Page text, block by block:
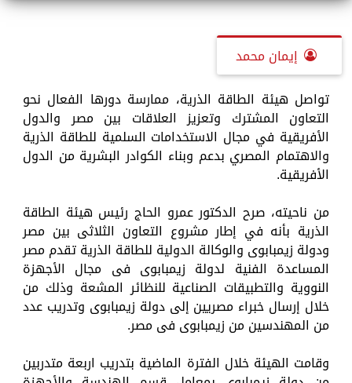
إيمان محمد
تواصل هيئة الطاقة الذرية، ممارسة دورها الفعال نحو
التعاون المشترك وتعزيز العلاقات بين مصر والدول
الأفريقية في مجال الاستخدامات السلمية للطاقة الذرية
والاهتمام المصري بدعم وبناء الكوادر البشرية من الدول
الأفريقية.
من ناحيته، صرح الدكتور عمرو الحاج رئيس هيئة الطاقة
الذرية بأنه في إطار مشروع التعاون الثلاثى بين مصر
ودولة زيمبابوى والوكالة الدولية للطاقة الذرية تقدم مصر
المساعدة الفنية لدولة زيمبابوى فى مجال الأجهزة
النووية والتطبيقات الصناعية للنظائر المشعة وذلك من
خلال إرسال خبراء مصريين إلى دولة زيمبابوى وتدريب عدد
من المهندسين من زيمبابوى فى مصر.
وقامت الهيئة خلال الفترة الماضية بتدريب اربعة متدربين